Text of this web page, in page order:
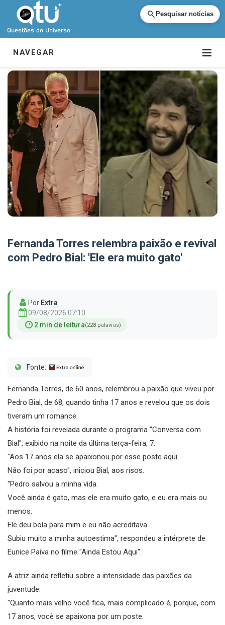
Pesquisar notícias
NAVEGAR
Fernanda Torres relembra paixão e revival
com Pedro Bial: 'Ele era muito gato'
Por Extra
09/08/2026 07:10
2 min de leitura(228 palavras)
Fonte:
Fernanda Torres, de 60 anos, relembrou a paixão que viveu por
Pedro Bial, de 68, quando tinha 17 anos e revelou que os dois
tiveram um romance.
A história foi revelada durante o programa "Conversa com
Bial", exibido na noite da última terça-feira, 7.
"Aos 17 anos ela se apaixonou por esse poste aqui.
Não foi por acaso", iniciou Bial, aos risos.
"Pedro salvou a minha vida.
Você ainda é gato, mas ele era muito gato, e eu era mais ou
menos.
Ele deu bola para mim e eu não acreditava.
Subiu muito a minha autoestima", respondeu a intérprete de
Eunice Paiva no filme "Ainda Estou Aqui".
A atriz ainda refletiu sobre a intensidade das paixões da
juventude.
"Quanto mais velho você fica, mais complicado é, porque, com
17 anos, você se apaixona por um poste.